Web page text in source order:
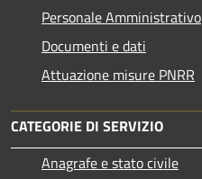
Personale Amministrativo
Documenti e dati
Attuazione misure PNRR
CATEGORIE DI SERVIZIO
Anagrafe e stato civile